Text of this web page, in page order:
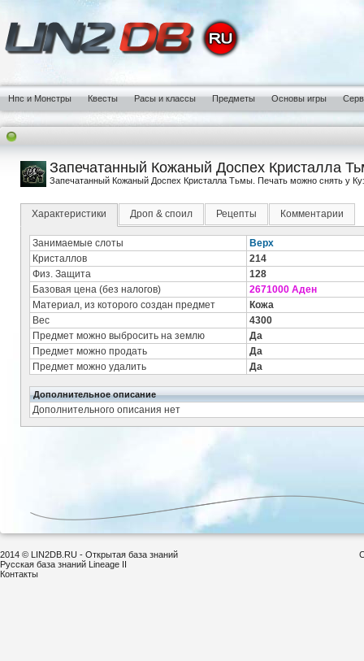
Нпс и Монстры Квесты Расы и классы Предметы Основы игры
Запечатанный Кожаный Доспех Кристалла
Запечатанный Кожаный Доспех Кристалла Тьмы. Печать можно снять у
Характеристики Дроп & споил Рецепты Комментарии
Занимаемые слоты
Верх
Кристаллов
214
Физ. Защита
128
Базовая цена (без налогов)
2671000 Аден
Материал, из которого создан предмет
Кожа
Вес
4300
Предмет можно выбросить на землю
Да
Предмет можно продать
Да
Предмет можно удалить
Да
Дополнительное описание
Дополнительного описания нет
2014 © LIN2DB.RU - Открытая база знаний
Русская база знаний Lineage II
Контакты